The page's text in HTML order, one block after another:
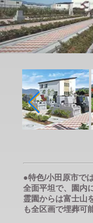
●特色/小田原市で
全面平坦で、園内
霊園からは富士山
も全区画で埋葬可